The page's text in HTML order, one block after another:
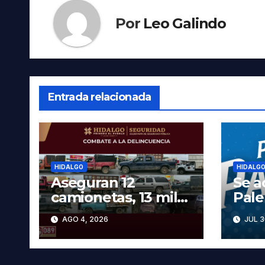
Por Leo Galindo
Entrada relacionada
HIDALGO
Aseguran 12
camionetas, 13 mil
600 litros de
hidrocarburo y dos
vehículos robados
AGO 4, 2026
HIDALGO
Se
las
JUL